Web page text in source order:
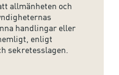
allmänheten och
handlingar eller
enligt
sekretesslagen.